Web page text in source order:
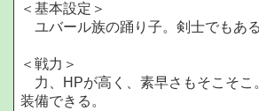
＜基本設定＞
ユバール族の踊り子。剣士でもある
＜戦力＞
力、HPが高く、素早さもそこそこ
装備できる。